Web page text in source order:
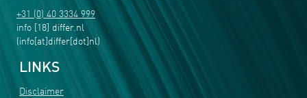
+31 (0) 40 3334 999
info [18] differ.nl
(info[at]differ[dot]nl)
LINKS
Disclaimer